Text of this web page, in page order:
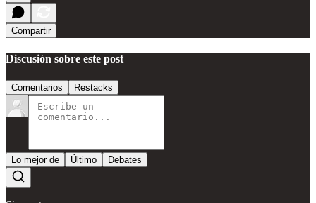
Compartir
Discusión sobre este post
Comentarios Restacks
Lo mejor de Último Debates